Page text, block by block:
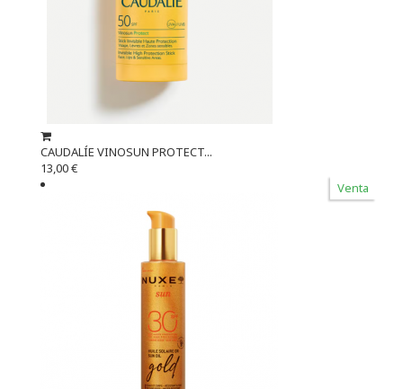
CAUDALÍE VINOSUN PROTECT...
13,00 €
Venta